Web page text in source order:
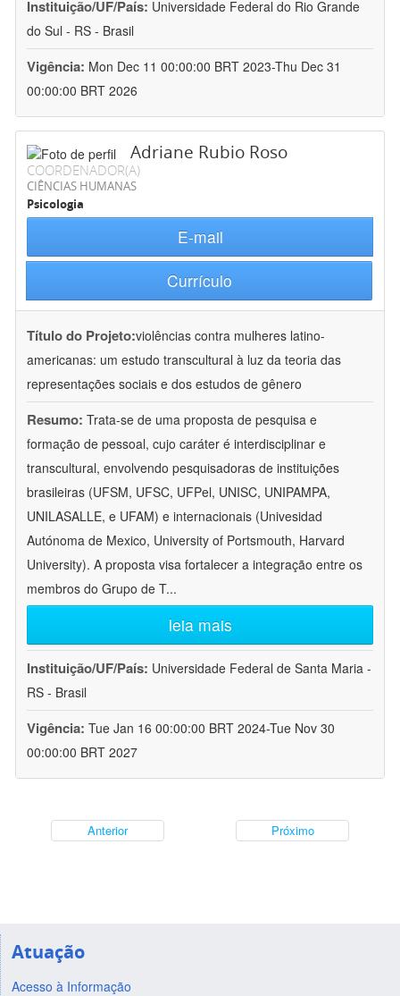
Instituição/UF/País: Universidade Federal do Rio Grande
do Sul - RS - Brasil
Vigência: Mon Dec 11 00:00:00 BRT 2023-Thu Dec 31
00:00:00 BRT 2026
Adriane Rubio Roso
COORDENADOR(A)
CIÊNCIAS HUMANAS
Psicologia
E-mail
Currículo
Título do Projeto:violências contra mulheres latino-
americanas: um estudo transcultural à luz da teoria das
representações sociais e dos estudos de gênero
Resumo: Trata-se de uma proposta de pesquisa e
formação de pessoal, cujo caráter é interdisciplinar e
transcultural, envolvendo pesquisadoras de instituições
brasileiras (UFSM, UFSC, UFPel, UNISC, UNIPAMPA,
UNILASALLE, e UFAM) e internacionais (Univesidad
Autónoma de Mexico, University of Portsmouth, Harvard
University). A proposta visa fortalecer a integração entre os
membros do Grupo de T...
leia mais
Instituição/UF/País: Universidade Federal de Santa Maria -
RS - Brasil
Vigência: Tue Jan 16 00:00:00 BRT 2024-Tue Nov 30
00:00:00 BRT 2027
Anterior Próximo
Atuação
Acesso à Informação